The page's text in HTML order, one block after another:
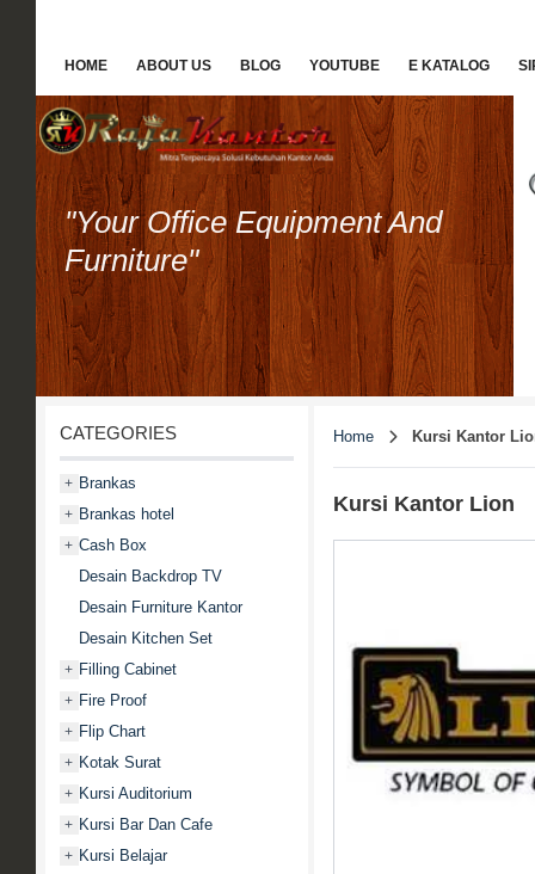
HOME ABOUT US BLOG YOUTUBE E KATALOG
"Your Office Equipment And
Furniture"
CATEGORIES
+ Brankas
+ Brankas hotel
+ Cash Box
Desain Backdrop TV
Desain Furniture Kantor
Desain Kitchen Set
+ Filling Cabinet
+ Fire Proof
+ Flip Chart
+ Kotak Surat
+ Kursi Auditorium
+ Kursi Bar Dan Cafe
+ Kursi Belajar
Home Kursi Kantor
Kursi Kantor Lion